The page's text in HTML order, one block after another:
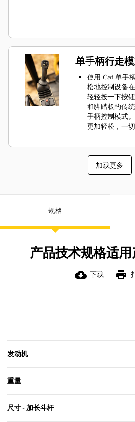
单手柄行走
使用 Cat 单手
松地控制设备
轻轻按一下按
和脚踏板的传
手柄控制模式
更加轻松，一切
加载更多
规格
产品技术规格适用
cloud_download 下载 print
发动机
重量
尺寸 - 加长斗杆